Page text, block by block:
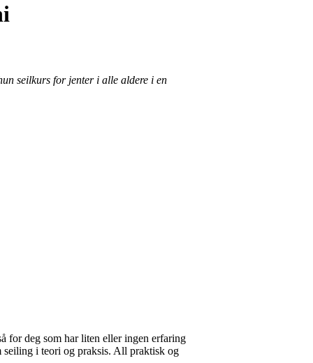
seilkurs for jenter i alle aldere i en
for deg som har liten eller ingen erfaring
seiling i teori og praksis. All praktisk og